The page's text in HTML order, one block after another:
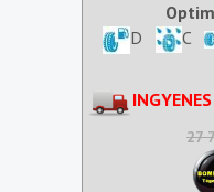
D
C
27